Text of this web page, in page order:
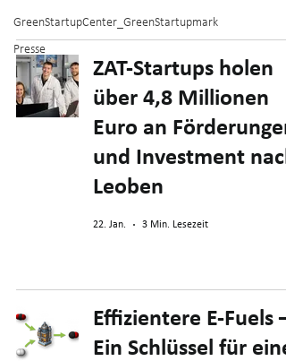
GreenStartupCenter_GreenStartupmark
Presse
ZAT-Startups holen
über 4,8 Millionen
Euro an Förderungen
und Investment nach
Leoben
22. Jan. 3 Min. Lesezeit
Effizientere E-Fuels –
Ein Schlüssel für eine